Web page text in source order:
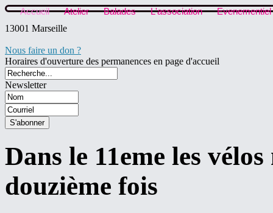
Accueil Atelier Balades L'association
Evenementiel
13001 Marseille
Nous faire un don ?
Horaires d'ouverture des permanences en page d'accueil
Newsletter
Dans le 11eme les
douzième fois